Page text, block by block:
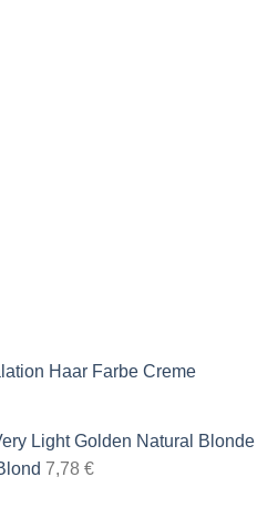
Haar Farbe Creme
Light Golden Natural Blonde
7,78 €